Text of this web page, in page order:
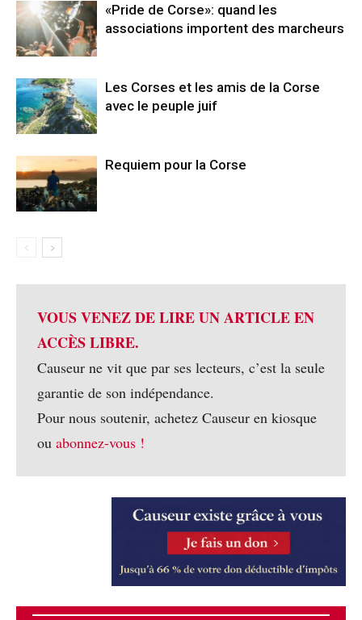
«Pride de Corse»: quand les
associations importent des marcheurs
Les Corses et les amis de la Corse
avec le peuple juif
Requiem pour la Corse
VOUS VENEZ DE LIRE UN ARTICLE EN
ACCÈS LIBRE.
Causeur ne vit que par ses lecteurs, c’est la seule
garantie de son indépendance.
Pour nous soutenir, achetez Causeur en kiosque
ou abonnez-vous !